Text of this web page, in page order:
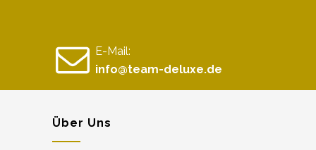
E-Mail:
info@team-deluxe.de
Über Uns